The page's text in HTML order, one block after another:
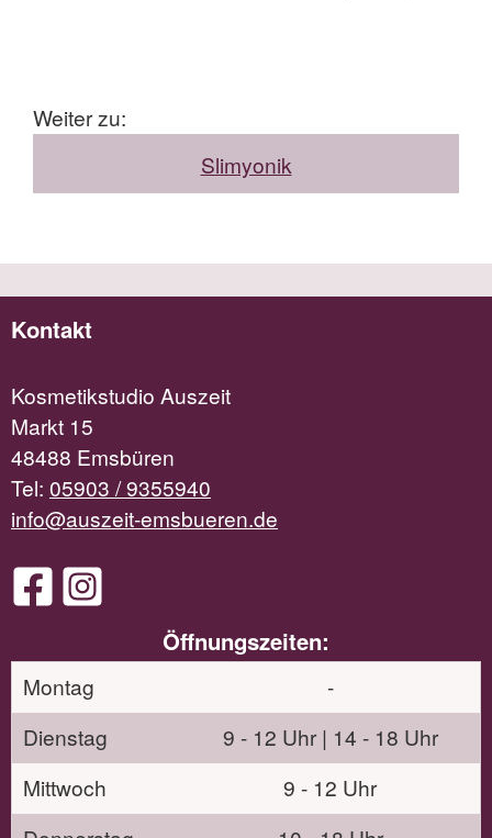
Weiter zu:
Slimyonik
Kontakt
Kosmetikstudio Auszeit
Markt 15
48488 Emsbüren
Tel: 05903 / 9355940
info@auszeit-emsbueren.de
Öffnungszeiten:
Montag
-
Dienstag
9 - 12 Uhr | 14 - 18 Uhr
Mittwoch
9 - 12 Uhr